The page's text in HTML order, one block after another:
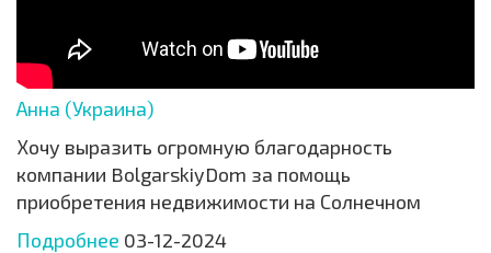
Анна (Украина)
Хочу выразить огромную благодарность
компании BolgarskiyDom за помощь
приобретения недвижимости на Солнечном
Подробнее 03-12-2024